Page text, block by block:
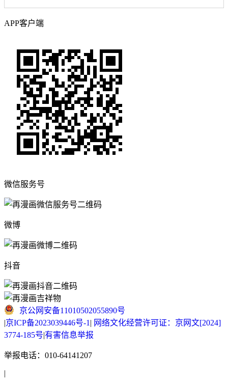
APP客户端
微信服务号
微博
抖音
京公网安备11010502055890号
|京ICP备2023039446号-1 | 网络文化经营许可证：京网文[2024]
3774-185号|有害信息举报
举报电话：010-64141207
|